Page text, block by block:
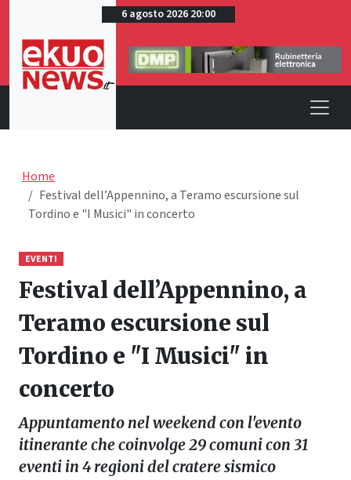
6 agosto 2026 20:00
Home
Festival dell’Appennino, a Teramo escursione sul
Tordino e "I Musici" in concerto
EVENTI
Festival dell’Appennino, a
Teramo escursione sul
Tordino e "I Musici" in
concerto
Appuntamento nel weekend con l'evento
itinerante che coinvolge 29 comuni con 31
eventi in 4 regioni del cratere sismico